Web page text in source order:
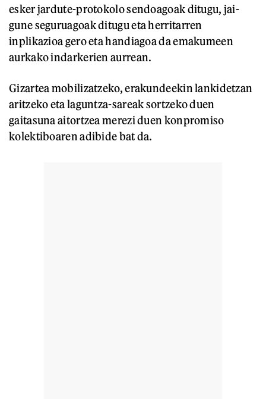
esker jardute-protokolo sendoagoak ditugu, jai-
gune seguruagoak ditugu eta herritarren
inplikazioa gero eta handiagoa da emakumeen
aurkako indarkerien aurrean.
Gizartea mobilizatzeko, erakundeekin lankidetzan
aritzeko eta laguntza-sareak sortzeko duen
gaitasuna aitortzea merezi duen konpromiso
kolektiboaren adibide bat da.